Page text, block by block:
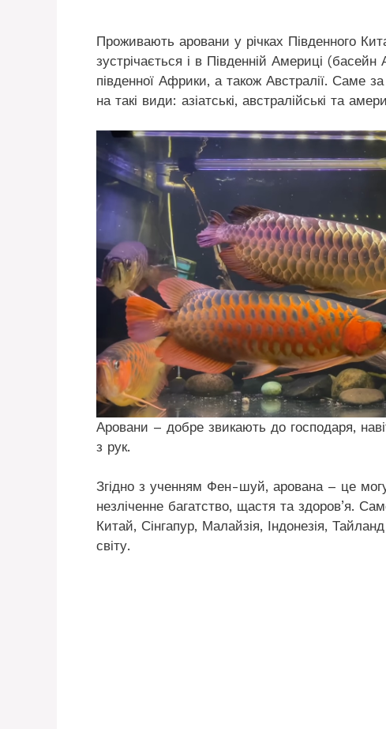
Проживають аровани у річках Південного
зустрічається і в Південній Америці
південної Африки, а також Австралії. Саме
на такі види: азіатські, австралійські та
Аровани – добре звикають до господаря,
з рук.
Згідно з ученням Фен-шуй, арована – це
незліченне багатство, щастя та здоров’я.
Китай, Сінгапур, Малайзія, Індонезія,
світу.